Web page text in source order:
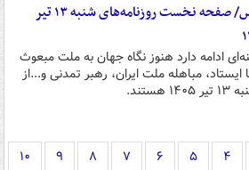
عکس/ صفحه نخست روزنامه‌های ‌شنبه ۱۳ تیر
ادامه دارد هنوز نگاه جهان به ملت مبعوث
ایستاد، مباهله ملت ایران، رهبر تمدنی و...از
۴ ۵ ۶ ۷ ۸ ۹ ۱۰